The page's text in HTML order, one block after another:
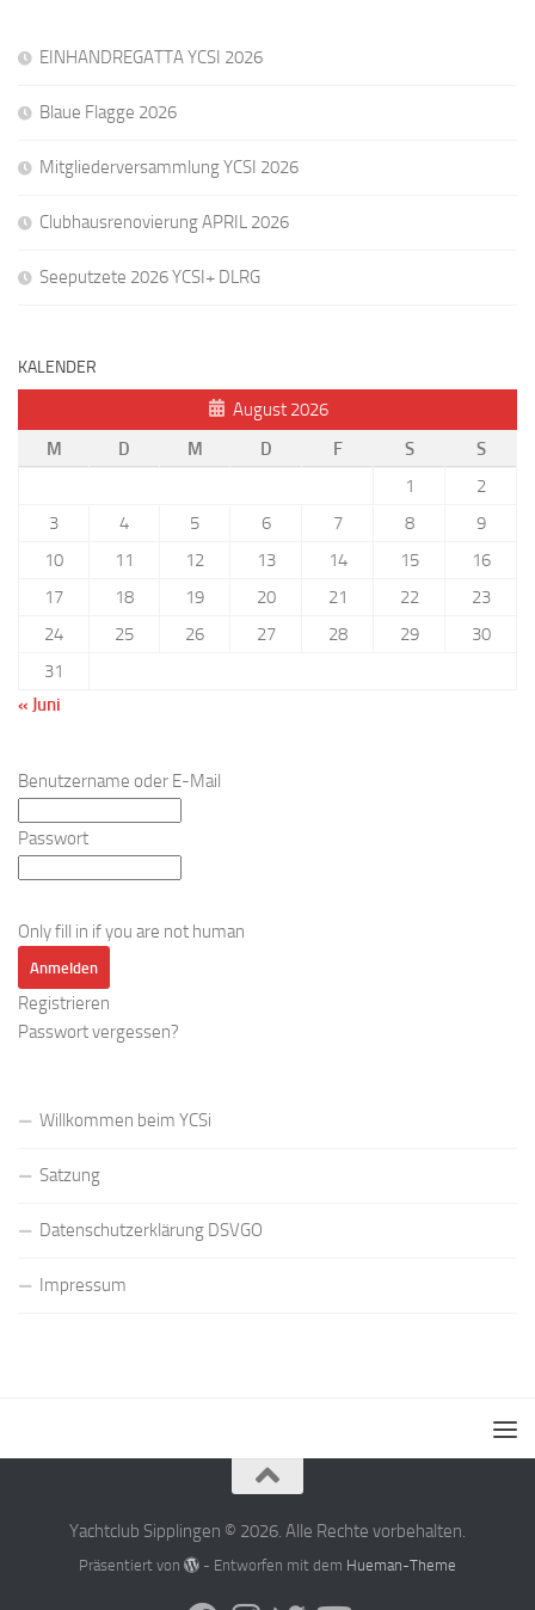
EINHANDREGATTA YCSI 2026
Blaue Flagge 2026
Mitgliederversammlung YCSI 2026
Clubhausrenovierung APRIL 2026
Seeputzete 2026 YCSI+ DLRG
KALENDER
August 2026
M
D M D F S
S
1
2
3
4 5 6 7 8
9
10
11 12 13 14 15
16
17
18 19 20 21 22
23
24
25 26 27 28 29
30
31
« Juni
Benutzername oder E-Mail
Passwort
Only fill in if you are not human
Registrieren
Passwort vergessen?
Willkommen beim YCSi
Satzung
Datenschutzerklärung DSVGO
Impressum
Yachtclub Sipplingen © 2026. Alle Rechte vorbehalten.
Präsentiert von - Entworfen mit dem Hueman-Theme